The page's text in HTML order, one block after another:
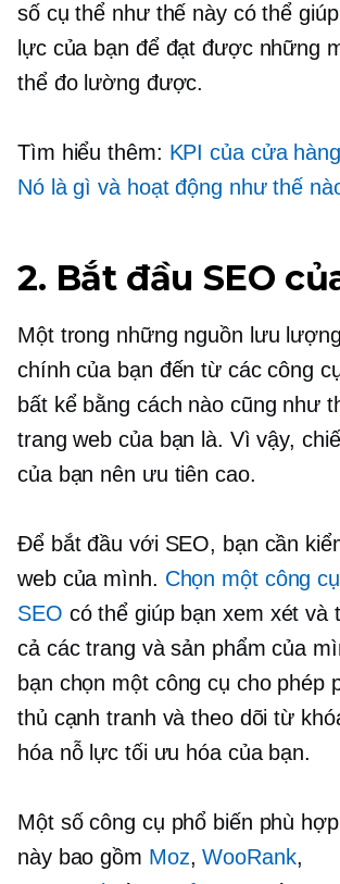
số cụ thể như thế này có thể
lực của bạn để đạt được những
thể đo lường được.
Tìm hiểu thêm: KPI của cửa
Nó là gì và hoạt động như thế
2. Bắt đầu SEO
Một trong những nguồn lưu
chính của bạn đến từ các công
bất kể bằng cách nào cũng như
trang web của bạn là. Vì vậy,
của bạn nên ưu tiên cao.
Để bắt đầu với SEO, bạn cần
web của mình. Chọn một công
SEO có thể giúp bạn xem xét và
cả các trang và sản phẩm của
bạn chọn một công cụ cho phép
thủ cạnh tranh và theo dõi từ
hóa nỗ lực tối ưu hóa của bạn.
Một số công cụ phổ biến phù
này bao gồm Moz,WooRank,